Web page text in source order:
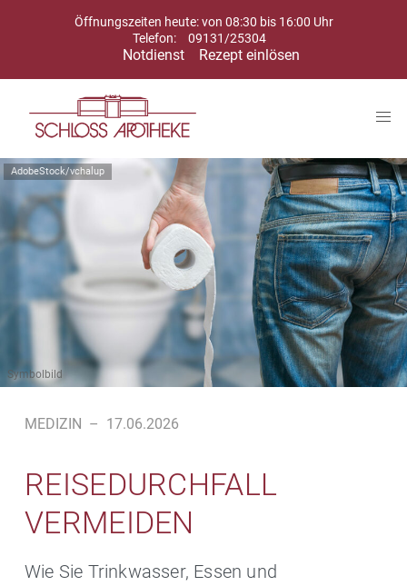
Öffnungszeiten heute: von 08:30 bis 16:00 Uhr
Telefon:
09131/25304
Notdienst Rezept einlösen
AdobeStock/vchalup
Symbolbild
MEDIZIN – 17.06.2026
REISEDURCHFALL
VERMEIDEN
Wie Sie Trinkwasser, Essen und